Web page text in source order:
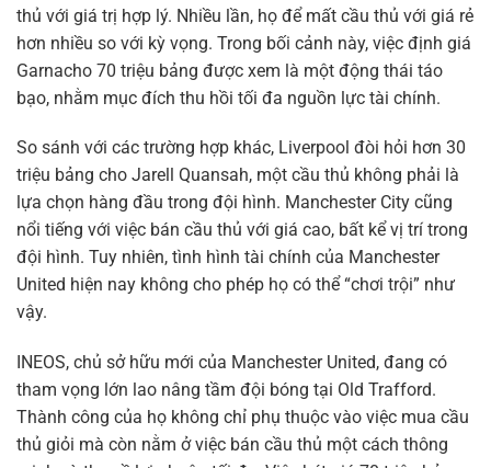
thủ với giá trị hợp lý. Nhiều lần, họ để mất cầu thủ với giá rẻ
hơn nhiều so với kỳ vọng. Trong bối cảnh này, việc định giá
Garnacho 70 triệu bảng được xem là một động thái táo
bạo, nhằm mục đích thu hồi tối đa nguồn lực tài chính.
So sánh với các trường hợp khác, Liverpool đòi hỏi hơn 30
triệu bảng cho Jarell Quansah, một cầu thủ không phải là
lựa chọn hàng đầu trong đội hình. Manchester City cũng
nổi tiếng với việc bán cầu thủ với giá cao, bất kể vị trí trong
đội hình. Tuy nhiên, tình hình tài chính của Manchester
United hiện nay không cho phép họ có thể “chơi trội” như
vậy.
INEOS, chủ sở hữu mới của Manchester United, đang có
tham vọng lớn lao nâng tầm đội bóng tại Old Trafford.
Thành công của họ không chỉ phụ thuộc vào việc mua cầu
thủ giỏi mà còn nằm ở việc bán cầu thủ một cách thông